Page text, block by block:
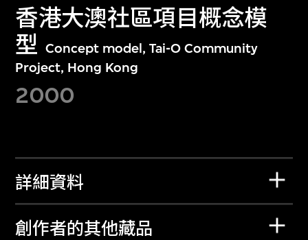
香港大澳社區項目概念模
型 Concept model, Tai-O Community
Project, Hong Kong
2000
詳細資料
創作者的其他藏品